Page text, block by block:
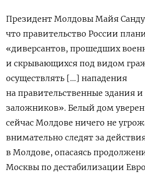
Президент Молдовы Майя
что правительство России
«диверсантов, прошедших
и скрывающихся под видом
осуществлять [...] нападения
на правительственные здания и
заложников». Белый дом
сейчас Молдове ничего не
внимательно следят за
в Молдове, опасаясь
Москвы по дестабилизации